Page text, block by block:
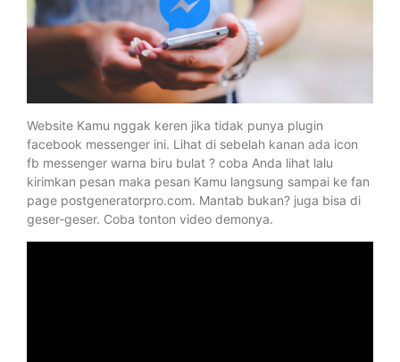
Website Kamu nggak keren jika tidak punya plugin
facebook messenger ini. Lihat di sebelah kanan ada icon
fb messenger warna biru bulat ? coba Anda lihat lalu
kirimkan pesan maka pesan Kamu langsung sampai ke fan
page postgeneratorpro.com. Mantab bukan? juga bisa di
geser-geser. Coba tonton video demonya.